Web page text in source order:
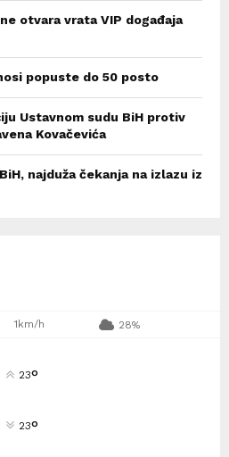
otvara vrata VIP događaja
popuste do 50 posto
Ustavnom sudu BiH protiv
Kovačevića
najduža čekanja na izlazu iz
1km/h 28%
23°
23°